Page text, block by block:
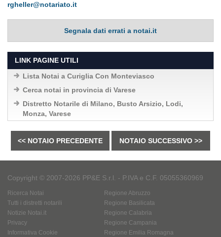
rgheller@notariato.it
Segnala dati errati a notai.it
LINK PAGINE UTILI
Lista Notai a Curiglia Con Monteviasco
Cerca notai in provincia di Varese
Distretto Notarile di Milano, Busto Arsizio, Lodi,
Monza, Varese
<< NOTAIO PRECEDENTE NOTAIO SUCCESSIVO >>
Copyright © 2007-2026 PP&E S.r.l. - P.IVA e C.F. 05055360969
Ricerca Notai
Tutti i distretti notarili
Notizie Notai.it
Privacy
Informativa Cookie
Regione Abruzzo
Regione Basilicata
Regione Calabria
Regione Campania
Regione Emilia Romagna